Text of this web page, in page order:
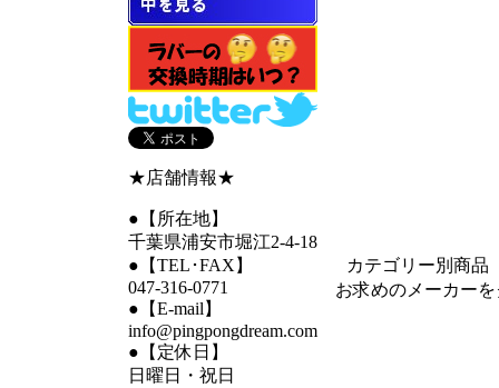
★店舗情報★
●【所在地】
千葉県浦安市堀江2-4-18
●【TEL･FAX】
047-316-0771
●【E-mail】
info@pingpongdream.com
●【定休日】
日曜日・祝日
カテゴリー別商品
お求めのメーカー